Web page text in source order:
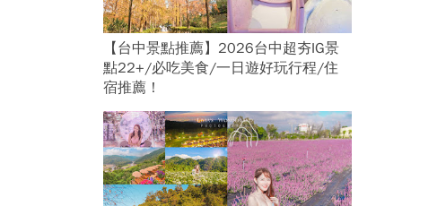
【台中景點推薦】2026台中超夯IG景
點22+/必吃美食/一日遊好玩行程/住
宿推薦！